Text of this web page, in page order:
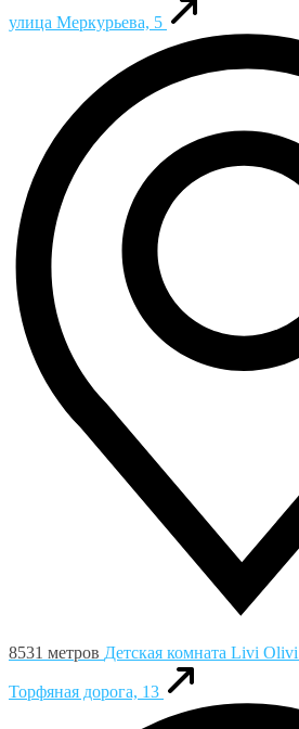
улица Меркурьева, 5
8531 метров Детская комната Livi Olivi
Торфяная дорога, 13